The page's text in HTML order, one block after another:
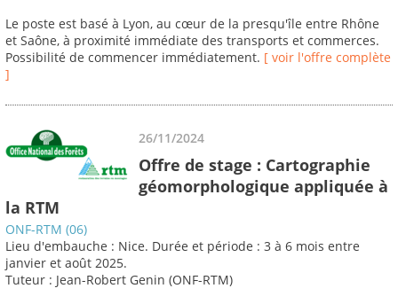
Le poste est basé à Lyon, au cœur de la presqu'île entre Rhône
et Saône, à proximité immédiate des transports et commerces.
Possibilité de commencer immédiatement. [ voir l'offre complète
]
26/11/2024
Offre de stage : Cartographie
géomorphologique appliquée à
la RTM
ONF-RTM (06)
Lieu d'embauche : Nice. Durée et période : 3 à 6 mois entre
janvier et août 2025.
Tuteur : Jean-Robert Genin (ONF-RTM)